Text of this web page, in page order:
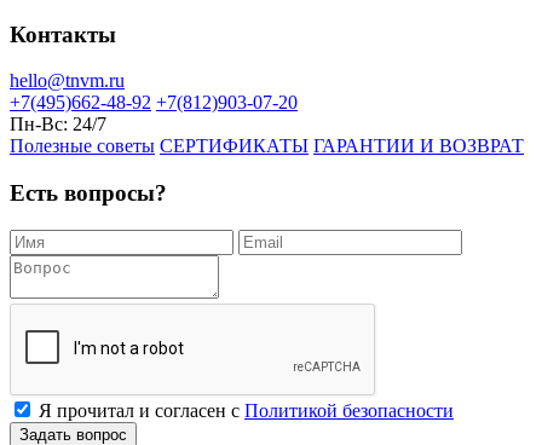
Контакты
hello@tnvm.ru
+7(495)662-48-92 +7(812)903-07-20
Пн-Вс: 24/7
Полезные советы СЕРТИФИКАТЫ ГАРАНТИИ И ВОЗВРАТ
Есть вопросы?
Я прочитал и согласен с Политикой безопасности
Задать вопрос